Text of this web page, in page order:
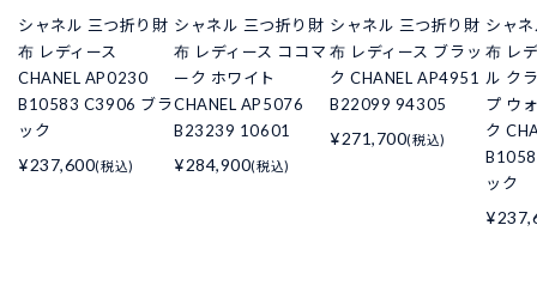
シャネル 三つ折り財
布 レディース
CHANEL AP0230
B10583 C3906 ブラ
ック
¥237,600(税込)
シャネル 三つ折り財
布 レディース ココマ
ーク ホワイト
CHANEL AP5076
B23239 10601
¥284,900(税込)
シャネル 三つ折り財
布 レディース ブラッ
ク CHANEL AP4951
B22099 94305
¥271,700(税込)
シャ
布 レ
ル ク
プ ウ
ク
ック